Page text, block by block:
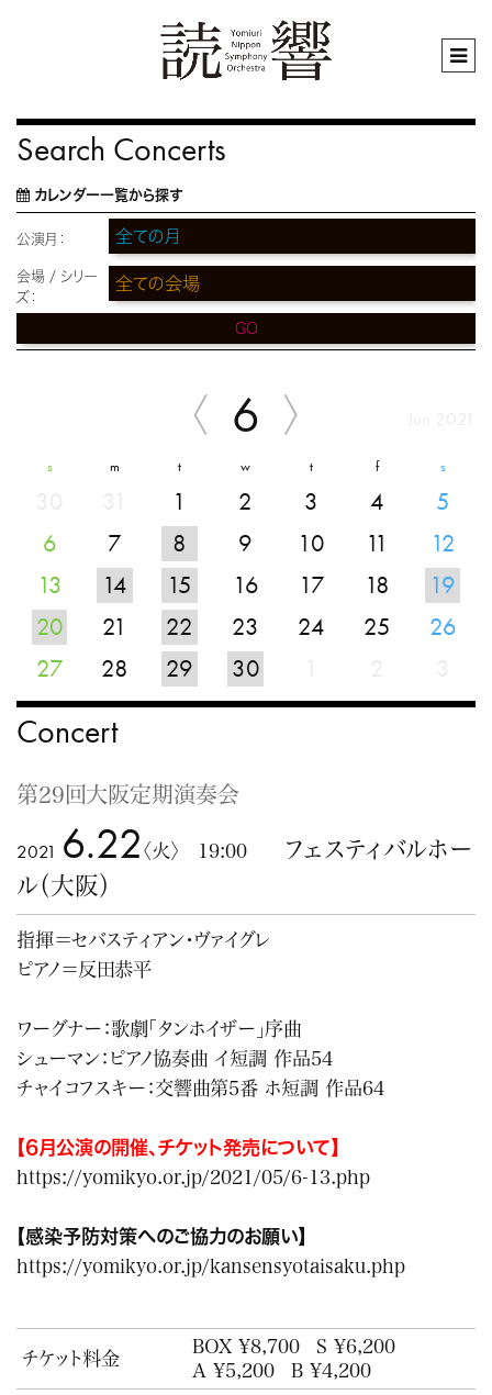
Search Concerts
カレンダー一覧から探す
公演月：
会場 / シリー
ズ：
GO
6
s m t w t f s
1 2 3 4
5
6
7 8 9 10 11
12
13
14 15 16 17 18
19
20
21 22 23 24 25
26
27
28 29 30
Concert
第29回大阪定期演奏会
2021 6.22 〈火〉 19:00
フェスティバルホー
ル（大阪）
指揮＝セバスティアン・ヴァイグレ
ピアノ＝反田恭平
ワーグナー：歌劇「タンホイザー」序曲
シューマン：ピアノ協奏曲 イ短調 作品54
チャイコフスキー：交響曲第5番 ホ短調 作品64
【6月公演の開催、チケット発売について】
https://yomikyo.or.jp/2021/05/6-13.php
【感染予防対策へのご協力のお願い】
https://yomikyo.or.jp/kansensyotaisaku.php
チケット料金
BOX ¥8,700
S ¥6,200
A ¥5,200
B ¥4,200